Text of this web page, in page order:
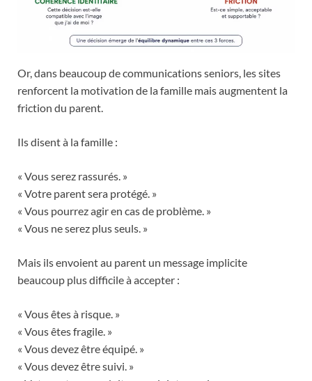
Or, dans beaucoup de communications seniors, les sites
renforcent la motivation de la famille mais augmentent la
friction du parent.
Ils disent à la famille :
« Vous serez rassurés. »
« Votre parent sera protégé. »
« Vous pourrez agir en cas de problème. »
« Vous ne serez plus seuls. »
Mais ils envoient au parent un message implicite
beaucoup plus difficile à accepter :
« Vous êtes à risque. »
« Vous êtes fragile. »
« Vous devez être équipé. »
« Vous devez être suivi. »